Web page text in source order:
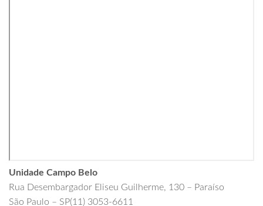
Unidade Campo Belo
Rua Desembargador Eliseu Guilherme, 130 – Paraíso
São Paulo – SP(11) 3053-6611